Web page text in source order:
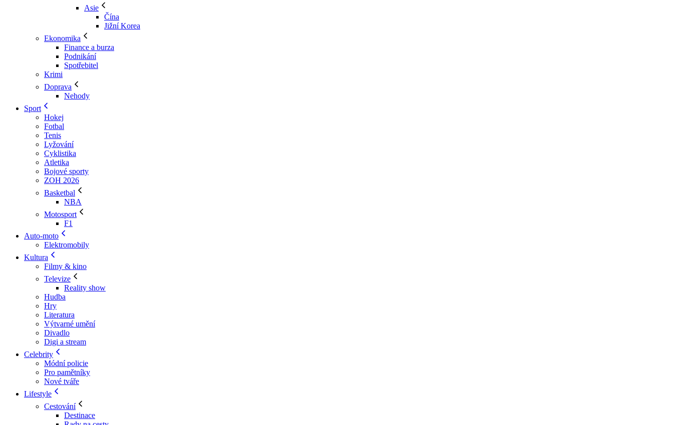
Asie
Čína
Jižní Korea
Ekonomika
Finance a burza
Podnikání
Spotřebitel
Krimi
Doprava
Nehody
Sport
Hokej
Fotbal
Tenis
Lyžování
Cyklistika
Atletika
Bojové sporty
ZOH 2026
Basketbal
NBA
Motosport
F1
Auto-moto
Elektromobily
Kultura
Filmy & kino
Televize
Reality show
Hudba
Hry
Literatura
Výtvarné umění
Divadlo
Digi a stream
Celebrity
Módní policie
Pro pamětníky
Nové tváře
Lifestyle
Cestování
Destinace